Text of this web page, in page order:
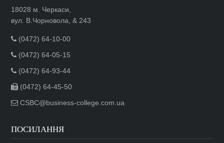
18028 м. Черкаси,
вул. В.Чорновола, & 243
(0472) 64-10-00
(0472) 64-05-15
(0472) 64-93-44
(0472) 64-45-50
CSBC@business-college.com.ua
ПОСИЛАННЯ